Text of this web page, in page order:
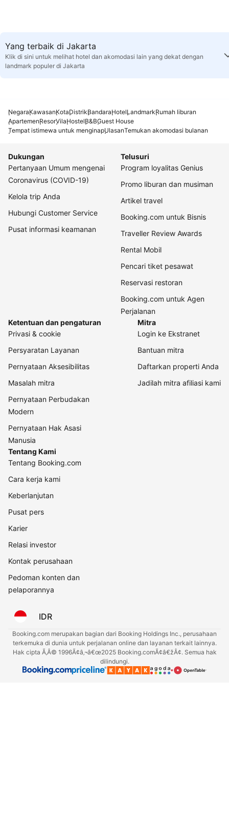
Yang terbaik di Jakarta
Klik di sini untuk melihat hotel dan akomodasi lain yang dekat dengan
landmark populer di Jakarta
NegaraKawasanKotaDistrikBandaraHotelLandmarkRumah liburan
ApartemenResorVilaHostelB&BGuest House
Tempat istimewa untuk menginapUlasanTemukan akomodasi bulanan
Dukungan
Pertanyaan Umum mengenai
Coronavirus (COVID-19)
Kelola trip Anda
Hubungi Customer Service
Pusat informasi keamanan
Telusuri
Program loyalitas Genius
Promo liburan dan musiman
Artikel travel
Booking.com untuk Bisnis
Traveller Review Awards
Rental Mobil
Pencari tiket pesawat
Reservasi restoran
Booking.com untuk Agen
Perjalanan
Ketentuan dan pengaturan
Privasi & cookie
Persyaratan Layanan
Pernyataan Aksesibilitas
Masalah mitra
Pernyataan Perbudakan
Modern
Pernyataan Hak Asasi
Manusia
Mitra
Login ke Ekstranet
Bantuan mitra
Daftarkan properti Anda
Jadilah mitra afiliasi kami
Tentang Kami
Tentang Booking.com
Cara kerja kami
Keberlanjutan
Pusat pers
Karier
Relasi investor
Kontak perusahaan
Pedoman konten dan
pelaporannya
IDR
Booking.com merupakan bagian dari Booking Holdings Inc., perusahaan
terkemuka di dunia untuk perjalanan online dan layanan terkait lainnya.
Hak cipta Ã‚Â© 1996Ã¢â‚¬â€œ2025 Booking.comÃ¢â€žÂ¢. Semua hak
dilindungi.